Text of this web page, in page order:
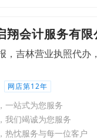
翔会计服务有限
，吉林营业执照代办
网店第12年
一站式为您服务
我们竭诚为您服务
热忱服务与每一位客户